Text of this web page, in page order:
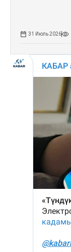
31 Июль 2026